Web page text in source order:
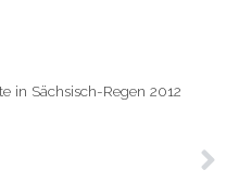
in Sächsisch-Regen 2012